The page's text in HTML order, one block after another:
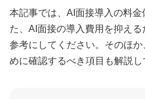
本記事では、AI面接導入の料
た、AI面接の導入費用を抑え
参考にしてください。そのほ
めに確認するべき項目も解説し